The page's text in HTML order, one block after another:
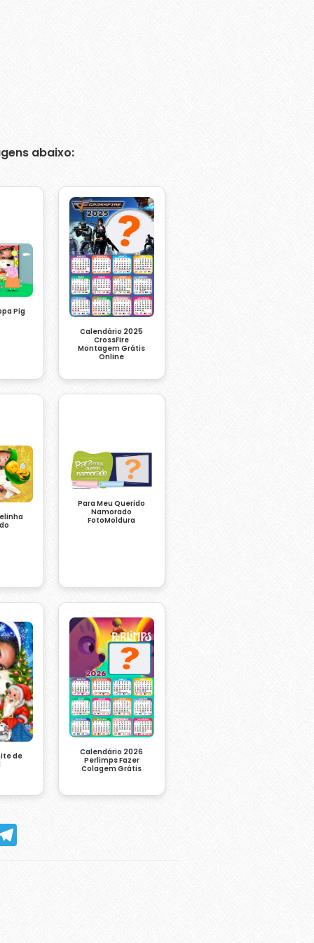
abaixo:
Pig
Calendário 2025
CrossFire
Montagem Grátis
Online
Para Meu Querido
Namorado
FotoMoldura
de
Calendário 2026
Perlimps Fazer
Colagem Grátis
Telegram